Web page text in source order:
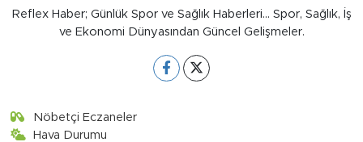
Reflex Haber; Günlük Spor ve Sağlık Haberleri... Spor, Sağlık, İş
ve Ekonomi Dünyasından Güncel Gelişmeler.
Nöbetçi Eczaneler
Hava Durumu